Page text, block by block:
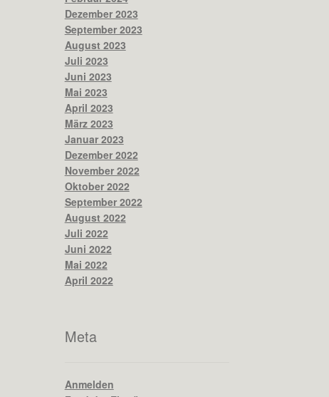
Dezember 2023
September 2023
August 2023
Juli 2023
Juni 2023
Mai 2023
April 2023
März 2023
Januar 2023
Dezember 2022
November 2022
Oktober 2022
September 2022
August 2022
Juli 2022
Juni 2022
Mai 2022
April 2022
Meta
Anmelden